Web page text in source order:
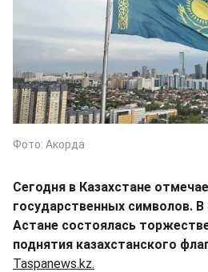
Фото: Акорда
Сегодня в Казахстане
государственных символов. В
Астане состоялась
поднятия казахстанского
Taspanews.kz.